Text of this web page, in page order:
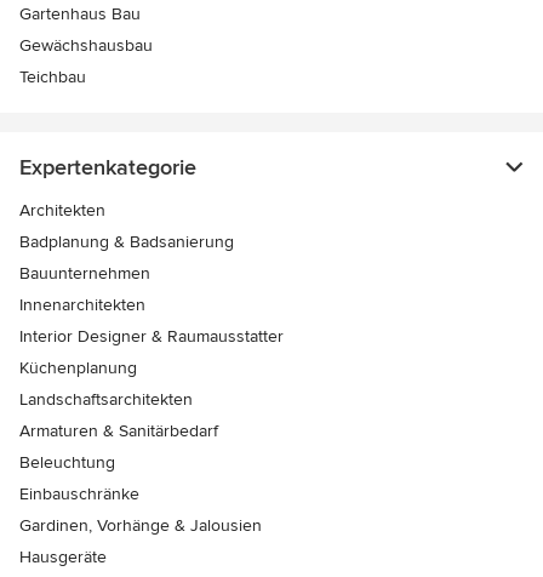
Gartenhaus Bau
Gewächshausbau
Teichbau
Expertenkategorie
Architekten
Badplanung & Badsanierung
Bauunternehmen
Innenarchitekten
Interior Designer & Raumausstatter
Küchenplanung
Landschaftsarchitekten
Armaturen & Sanitärbedarf
Beleuchtung
Einbauschränke
Gardinen, Vorhänge & Jalousien
Hausgeräte